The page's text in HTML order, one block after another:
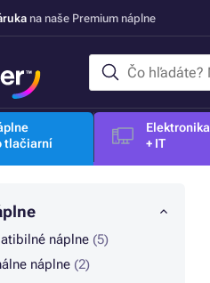
na naše Premium náplne
tlačiarní
Elektronika
+ IT
náplne (5)
náplne (2)